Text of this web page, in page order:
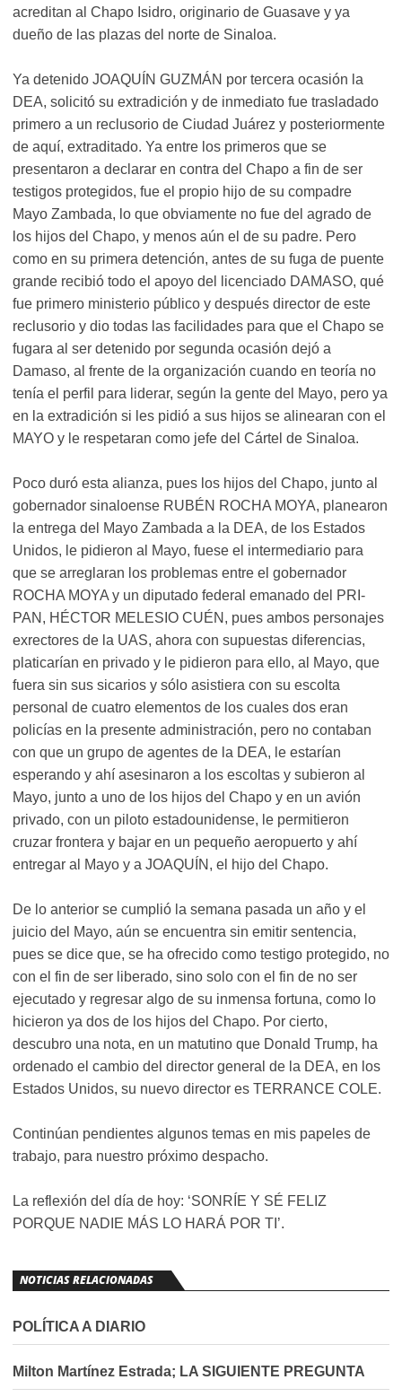
acreditan al Chapo Isidro, originario de Guasave y ya
dueño de las plazas del norte de Sinaloa.
Ya detenido JOAQUÍN GUZMÁN por tercera ocasión la
DEA, solicitó su extradición y de inmediato fue trasladado
primero a un reclusorio de Ciudad Juárez y posteriormente
de aquí, extraditado. Ya entre los primeros que se
presentaron a declarar en contra del Chapo a fin de ser
testigos protegidos, fue el propio hijo de su compadre
Mayo Zambada, lo que obviamente no fue del agrado de
los hijos del Chapo, y menos aún el de su padre. Pero
como en su primera detención, antes de su fuga de puente
grande recibió todo el apoyo del licenciado DAMASO, qué
fue primero ministerio público y después director de este
reclusorio y dio todas las facilidades para que el Chapo se
fugara al ser detenido por segunda ocasión dejó a
Damaso, al frente de la organización cuando en teoría no
tenía el perfil para liderar, según la gente del Mayo, pero ya
en la extradición si les pidió a sus hijos se alinearan con el
MAYO y le respetaran como jefe del Cártel de Sinaloa.
Poco duró esta alianza, pues los hijos del Chapo, junto al
gobernador sinaloense RUBÉN ROCHA MOYA, planearon
la entrega del Mayo Zambada a la DEA, de los Estados
Unidos, le pidieron al Mayo, fuese el intermediario para
que se arreglaran los problemas entre el gobernador
ROCHA MOYA y un diputado federal emanado del PRI-
PAN, HÉCTOR MELESIO CUÉN, pues ambos personajes
exrectores de la UAS, ahora con supuestas diferencias,
platicarían en privado y le pidieron para ello, al Mayo, que
fuera sin sus sicarios y sólo asistiera con su escolta
personal de cuatro elementos de los cuales dos eran
policías en la presente administración, pero no contaban
con que un grupo de agentes de la DEA, le estarían
esperando y ahí asesinaron a los escoltas y subieron al
Mayo, junto a uno de los hijos del Chapo y en un avión
privado, con un piloto estadounidense, le permitieron
cruzar frontera y bajar en un pequeño aeropuerto y ahí
entregar al Mayo y a JOAQUÍN, el hijo del Chapo.
De lo anterior se cumplió la semana pasada un año y el
juicio del Mayo, aún se encuentra sin emitir sentencia,
pues se dice que, se ha ofrecido como testigo protegido, no
con el fin de ser liberado, sino solo con el fin de no ser
ejecutado y regresar algo de su inmensa fortuna, como lo
hicieron ya dos de los hijos del Chapo. Por cierto,
descubro una nota, en un matutino que Donald Trump, ha
ordenado el cambio del director general de la DEA, en los
Estados Unidos, su nuevo director es TERRANCE COLE.
Continúan pendientes algunos temas en mis papeles de
trabajo, para nuestro próximo despacho.
La reflexión del día de hoy: ‘SONRÍE Y SÉ FELIZ
PORQUE NADIE MÁS LO HARÁ POR TI’.
NOTICIAS RELACIONADAS
POLÍTICA A DIARIO
Milton Martínez Estrada; LA SIGUIENTE PREGUNTA